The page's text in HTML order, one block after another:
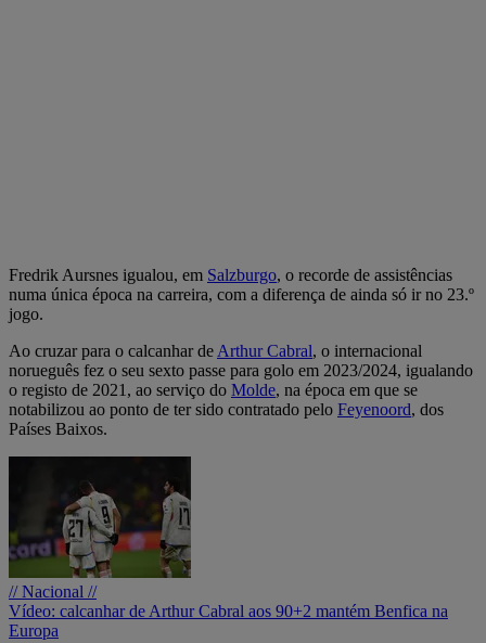
Fredrik Aursnes igualou, em Salzburgo, o recorde de assistências
numa única época na carreira, com a diferença de ainda só ir no 23.º
jogo.
Ao cruzar para o calcanhar de Arthur Cabral, o internacional
norueguês fez o seu sexto passe para golo em 2023/2024, igualando
o registo de 2021, ao serviço do Molde, na época em que se
notabilizou ao ponto de ter sido contratado pelo Feyenoord, dos
Países Baixos.
// Nacional //
Vídeo: calcanhar de Arthur Cabral aos 90+2 mantém Benfica na
Europa